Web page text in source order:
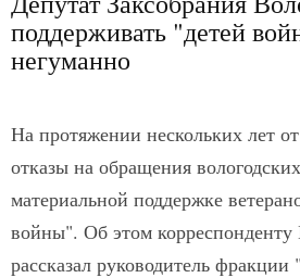
поддерживать "детей
негуманно
На протяжении нескольких лет
отказы на обращения
материальной поддержке
войны". Об этом
рассказал руководитель